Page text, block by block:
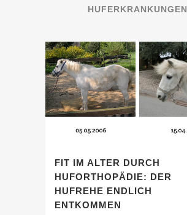
HUFERKRANKUNGEN
FIT IM ALTER DURCH
HUFORTHOPÄDIE: DER
HUFREHE ENDLICH
ENTKOMMEN